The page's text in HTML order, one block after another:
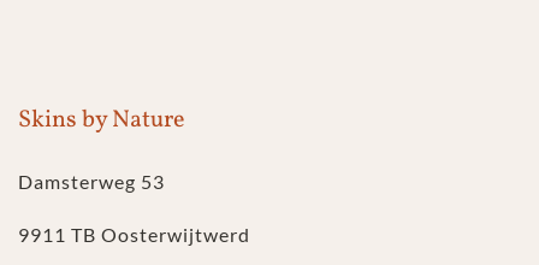
Skins by Nature
Damsterweg 53
9911 TB Oosterwijtwerd